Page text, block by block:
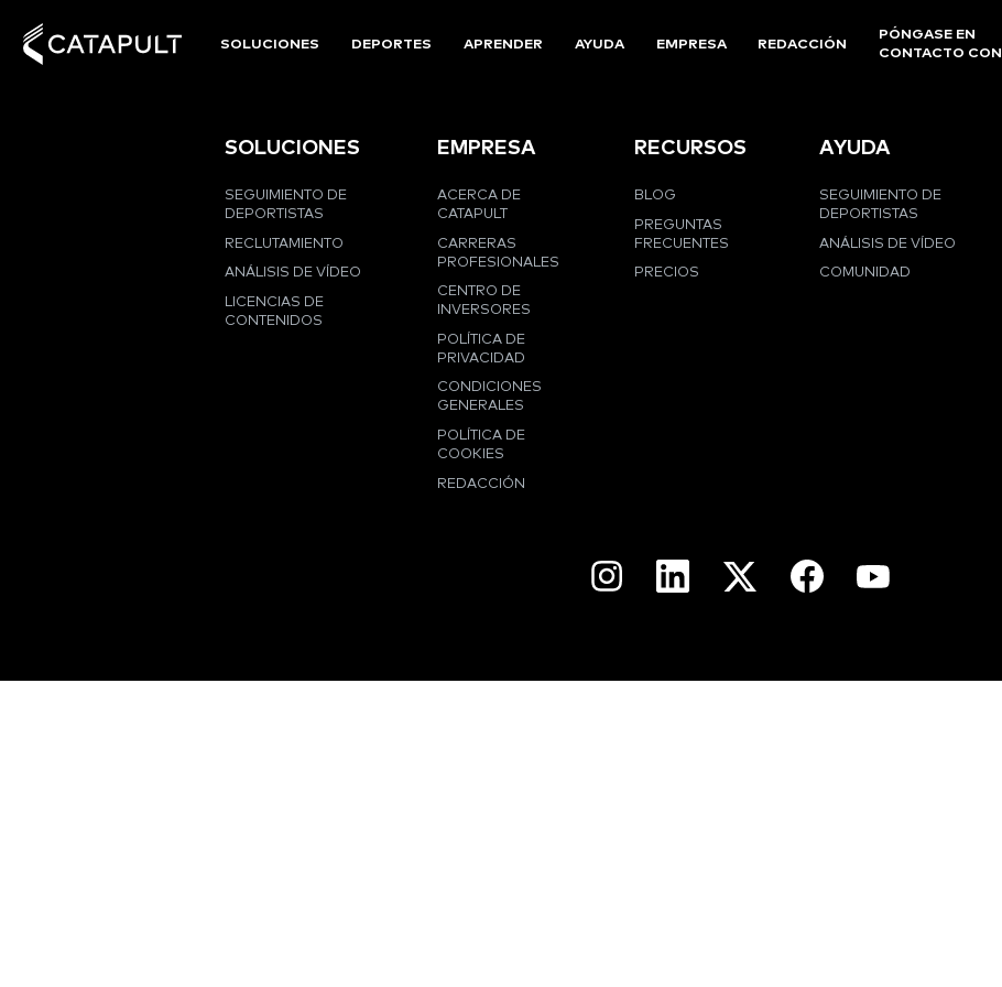
SOLUCIONES DEPORTES APRENDER AYUDA EMPRESA REDACCIÓN
PÓNGASE EN
CONTACTO CON
SOLUCIONES
SEGUIMIENTO DE
DEPORTISTAS
RECLUTAMIENTO
ANÁLISIS DE VÍDEO
LICENCIAS DE
CONTENIDOS
EMPRESA
ACERCA DE
CATAPULT
CARRERAS
PROFESIONALES
CENTRO DE
INVERSORES
POLÍTICA DE
PRIVACIDAD
CONDICIONES
GENERALES
POLÍTICA DE
COOKIES
REDACCIÓN
RECURSOS
BLOG
PREGUNTAS
FRECUENTES
PRECIOS
AYUDA
SEGUIMIENTO DE
DEPORTISTAS
ANÁLISIS DE VÍDEO
COMUNIDAD